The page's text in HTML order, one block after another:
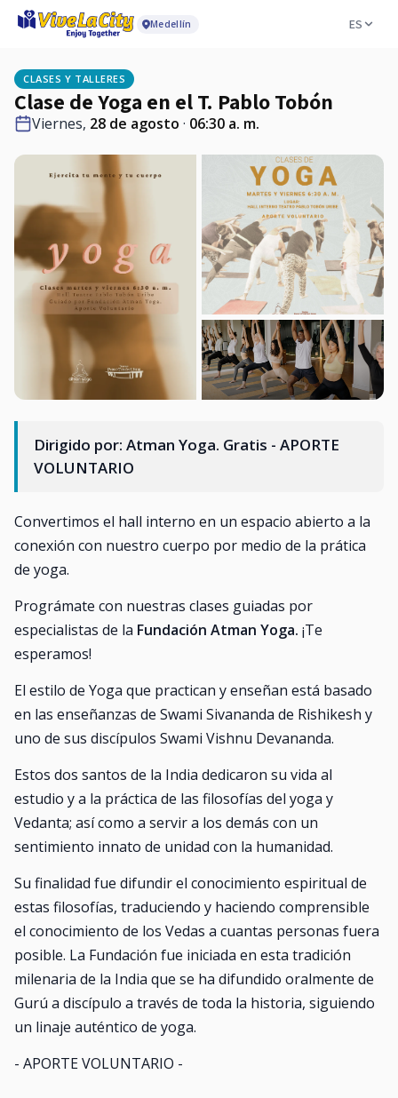
Medellín ES
CLASES Y TALLERES
Clase de Yoga en el T. Pablo Tobón
Viernes, 28 de agosto · 06:30 a. m.
Dirigido por: Atman Yoga. Gratis - APORTE
VOLUNTARIO
Convertimos el hall interno en un espacio abierto a la
conexión con nuestro cuerpo por medio de la prática
de yoga.
Prográmate con nuestras clases guiadas por
especialistas de la Fundación Atman Yoga. ¡Te
esperamos!
El estilo de Yoga que practican y enseñan está basado
en las enseñanzas de Swami Sivananda de Rishikesh y
uno de sus discípulos Swami Vishnu Devananda.
Estos dos santos de la India dedicaron su vida al
estudio y a la práctica de las filosofías del yoga y
Vedanta; así como a servir a los demás con un
sentimiento innato de unidad con la humanidad.
Su finalidad fue difundir el conocimiento espiritual de
estas filosofías, traduciendo y haciendo comprensible
el conocimiento de los Vedas a cuantas personas fuera
posible. La Fundación fue iniciada en esta tradición
milenaria de la India que se ha difundido oralmente de
Gurú a discípulo a través de toda la historia, siguiendo
un linaje auténtico de yoga.
- APORTE VOLUNTARIO -